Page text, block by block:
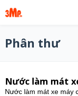
Phân thư
Nước làm mát
Nước làm mát xe máy